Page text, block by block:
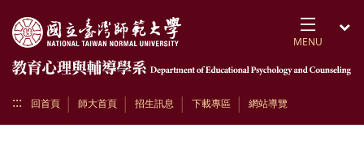
MENU
::: 回首頁 師大首頁 招生訊息 下載專區 網站導覽